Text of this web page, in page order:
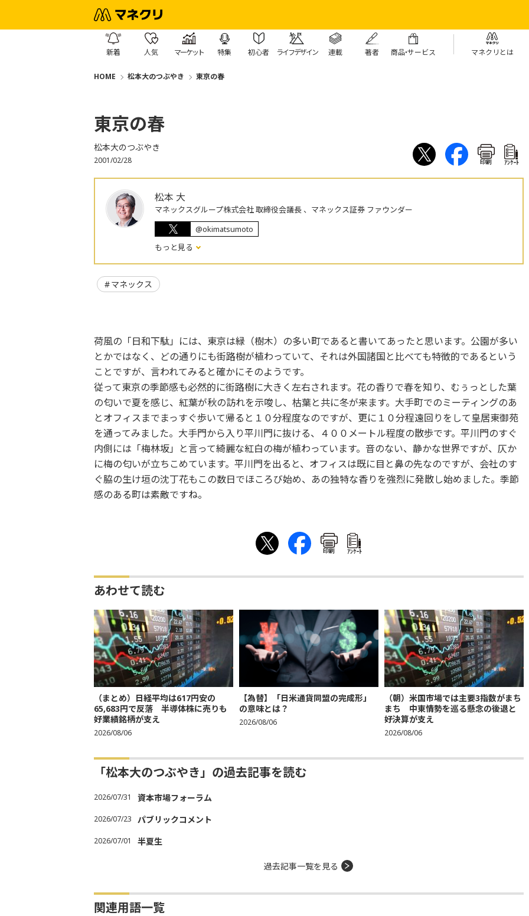
新着 人気 マーケット 特集 初心者 ライフデザイン 連載 著者 商品・サービス マネクリとは
HOME 松本大のつぶやき 東京の春
東京の春
松本大のつぶやき
2001/02/28 印刷 ｱﾝｹｰﾄ
松本 大
マネックスグループ株式会社 取締役会議長 、マネックス証券 ファウンダー
@okimatsumoto
もっと見る
マネックス
荷風の「日和下駄」には、東京は緑（樹木）の多い町であると書いてあったと思います。公園が多い
とかではなく、どの通りにも街路樹が植わっていて、それは外国諸国と比べても特徴的であるという
ことですが、言われてみると確かにそのようです。
従って東京の季節感も必然的に街路樹に大きく左右されます。花の香りで春を知り、むぅっとした葉
の匂いで夏を感じ、紅葉が秋の訪れを示唆し、枯葉と共に冬が来ます。大手町でのミーティングのあ
とオフィスまでまっすぐ歩いて帰ると１０分程度なのですが、更に１０分程遠回りをして皇居東御苑
を通ってみました。大手門から入り平川門に抜ける、４００メートル程度の散歩です。平川門のすぐ
内側には「梅林坂」と言って綺麗な紅白の梅が植わっています。音のない、静かな世界ですが、仄か
に梅の匂いが立ちこめています。平川門を出ると、オフィスは既に目と鼻の先なのですが、会社のす
ぐ脇の生け垣の沈丁花もこの数日でほころび始め、あの独特な香りを強烈に発散し始めました。季節
感のある町は素敵ですね。
印刷 ｱﾝｹｰﾄ
あわせて読む
（まとめ）日経平均は617円安の
65,683円で反落 半導体株に売りも
好業績銘柄が支え
2026/08/06
【為替】「日米通貨同盟の完成形」
の意味とは？
2026/08/06
（朝）米国市場では主要3指数がまち
まち 中東情勢を巡る懸念の後退と
好決算が支え
2026/08/06
「松本大のつぶやき」の過去記事を読む
2026/07/31 資本市場フォーラム
2026/07/23 パブリックコメント
2026/07/01 半夏生
過去記事一覧を見る
関連用語一覧